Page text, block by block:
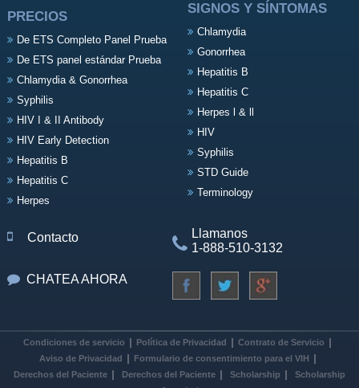
PRECIOS
De ETS Completo Panel Prueba
De ETS panel estándar Prueba
Chlamydia & Gonorrhea
Syphilis
HIV I & II Antibody
HIV Early Detection
Hepatitis B
Hepatitis C
Herpes
SIGNOS Y SÍNTOMAS
Chlamydia
Gonorrhea
Hepatitis B
Hepatitis C
Herpes l & ll
HIV
Syphilis
STD Guide
Terminology
Contacto
Llamanos
1-888-510-3132
CHATEA AHORA
Condiciones de servicio Política de Privacidad
Contrato de Servicio
Aviso de Privacidad
Formulario de consentimiento para el VIH
Derechos del Paciente
Derechos del Paciente Scholarship
Scholarship